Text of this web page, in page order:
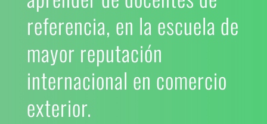
referencia, en la escuela de
mayor reputación
internacional en comercio
exterior.